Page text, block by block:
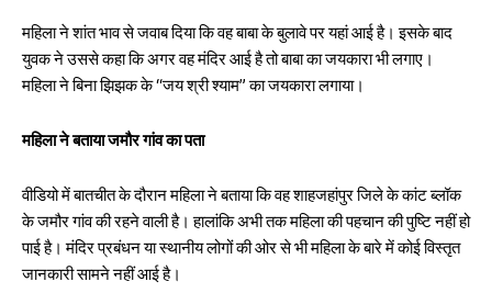
महिला ने शांत भाव से जवाब दिया कि वह बाबा के बुलावे पर यहां आई है। इसके बाद
युवक ने उससे कहा कि अगर वह मंदिर आई है तो बाबा का जयकारा भी लगाए।
महिला ने बिना झिझक के “जय श्री श्याम” का जयकारा लगाया।
महिला ने बताया जमौर गांव का पता
वीडियो में बातचीत के दौरान महिला ने बताया कि वह शाहजहांपुर जिले के कांट ब्लॉक
के जमौर गांव की रहने वाली है। हालांकि अभी तक महिला की पहचान की पुष्टि नहीं हो
पाई है। मंदिर प्रबंधन या स्थानीय लोगों की ओर से भी महिला के बारे में कोई विस्तृत
जानकारी सामने नहीं आई है।